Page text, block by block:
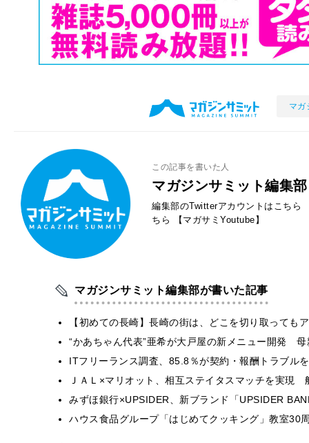
マガ
この記事を書いた人
マガジンサミット編集部
編集部のTwitterアカウントはこちら
ちら
【マガサミYoutube】
マガジンサミット編集部が書いた記事
【初めての長崎】長崎の街は、どこを切り取って
“かあちゃん代表”亜希が大戸屋の新メニュー開発
ITフリーランス調査、85.8％が契約・報酬トラブ
ＪＡＬ×マリオット、相互ステイタスマッチを実
みずほ銀行×UPSIDER、新ブランド「UPSIDER
ハウス食品グループ「はじめてクッキング」教室